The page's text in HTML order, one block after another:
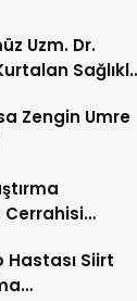
Uzm. Dr.
Sağlıklı
Zengin Umre
Cerrahisi
Her Zaman
Hastası Siirt